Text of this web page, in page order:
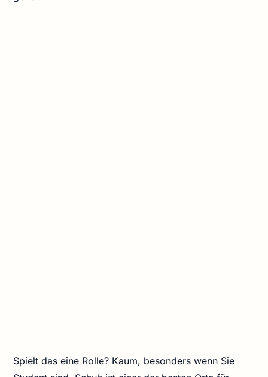
Spielt das eine Rolle? Kaum, besonders wenn Sie